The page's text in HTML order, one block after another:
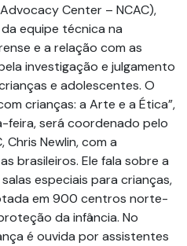
Center – NCAC),
equipe técnica na
e a relação com as
investigação e julgamento
e adolescentes. O
crianças: a Arte e a Ética”,
feira, será coordenado pelo
Newlin, com a
brasileiros. Ele fala sobre a
especiais para crianças,
em 900 centros norte-
da infância. No
é ouvida por assistentes